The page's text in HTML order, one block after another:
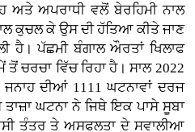
ਅਤੇ ਅਪਰਾਧੀ ਵਲੋਂ ਬੇਰਹਿਮੀ ਨਾਲ
ਕੁਚਲ ਕੇ ਉਸ ਦੀ ਹੱਤਿਆ ਕੀਤੇ ਜਾਣ
ਹੈ। ਪੱਛਮੀ ਬੰਗਾਲ ਔਰਤਾਂ ਖਿਲਾਫ
ਚਰਚਾ ਵਿੱਚ ਰਿਹਾ ਹੈ। ਸਾਲ 2022
ਦੀਆਂ 1111 ਘਟਨਾਵਾਂ ਦਰਜ
ਘਟਨਾ ਨੇ ਜਿਥੇ ਇਕ ਪਾਸੇ ਸੂਬਾ
ਤੰਤਰ ਤੇ ਅਸਫਲਤਾ ਦੇ ਸਵਾਲੀਆ